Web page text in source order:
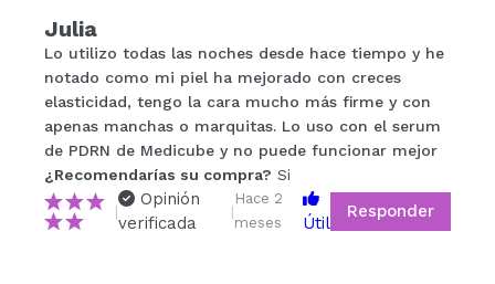
pieles sensibles.
Fácil integración: Compatible con cualquier rutina
de cuidado facial.
¡Descubre la ciencia detrás de una piel más joven y
radiante con este dispositivo de última generación!
¿Recomendarías su compra? Si
5/5
ENVIAR
Julia
Lo utilizo todas las noches desde hace tiempo y he
notado como mi piel ha mejorado con creces
elasticidad, tengo la cara mucho más firme y con
apenas manchas o marquitas. Lo uso con el serum
de PDRN de Medicube y no puede funcionar mejor
¿Recomendarías su compra? Si
|
Opinión
verificada
|
Hace 2
meses
Útil
Responder